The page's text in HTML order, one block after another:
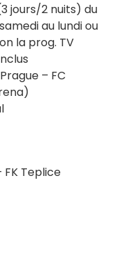
jours/2 nuits) du
au lundi ou
la prog. TV
– FC
FK Teplice